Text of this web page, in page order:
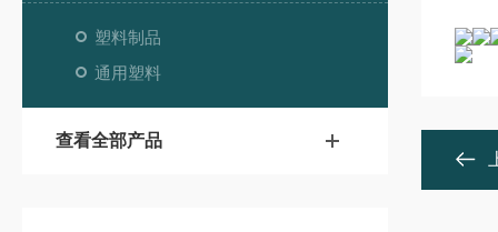
塑料制品
通用塑料
查看全部产品